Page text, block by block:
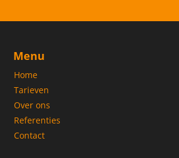
Menu
Home
Tarieven
Over ons
Referenties
Contact